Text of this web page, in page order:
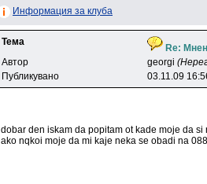
Информация за клуба
Тема
Re:
Автор
georgi
Публикувано
03.11.09
dobar den iskam da popitam ot kade moje da
ako nqkoi moje da mi kaje neka se obadi na